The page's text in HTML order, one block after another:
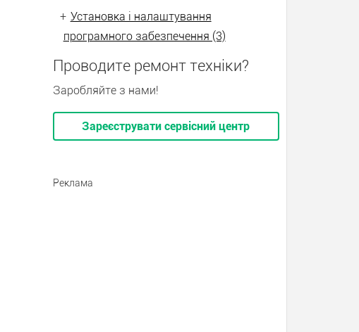
+ Установка і налаштування
програмного забезпечення (3)
Проводите ремонт техніки?
Заробляйте з нами!
Зареєструвати сервісний центр
Реклама